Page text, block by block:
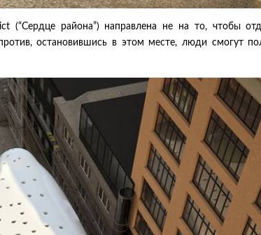
(“Сердце района”) направлена не на то, чтобы
остановившись в этом месте, люди смогут